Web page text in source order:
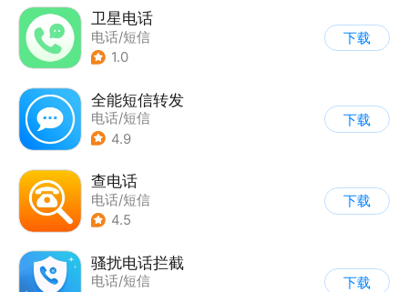
卫星电话
电话/短信
1.0
下载
全能短信转发
电话/短信
4.9
下载
查电话
电话/短信
4.5
下载
骚扰电话拦截
电话/短信
下载